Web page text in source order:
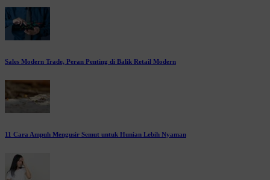
Sales Modern Trade, Peran Penting di Balik Retail Modern
11 Cara Ampuh Mengusir Semut untuk Hunian Lebih Nyaman